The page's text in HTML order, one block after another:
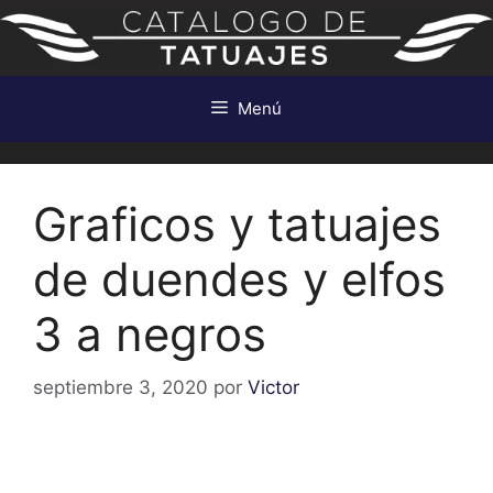
Saltar
contenido
Menú
Graficos y tatuajes
de duendes y elfos
3 a negros
septiembre 3, 2020 por Victor